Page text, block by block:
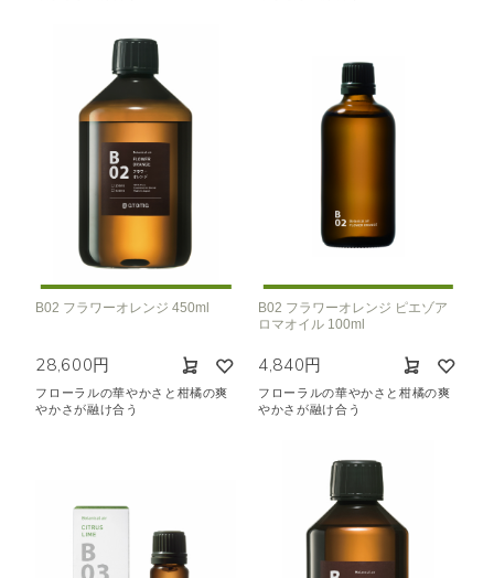
B02 フラワーオレンジ 450ml
28,600円
フローラルの華やかさと柑橘の爽
やかさが融け合う
B02 フラワーオレンジ ピエゾア
ロマオイル 100ml
4,840円
フローラルの華やかさと柑橘の爽
やかさが融け合う